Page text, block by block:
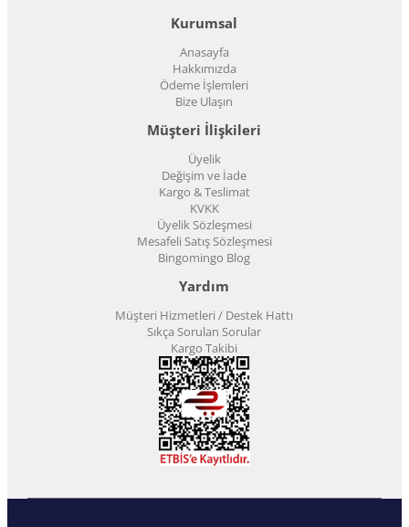
Kurumsal
Anasayfa
Hakkımızda
Ödeme İşlemleri
Bize Ulaşın
Müşteri İlişkileri
Üyelik
Değişim ve İade
Kargo & Teslimat
KVKK
Üyelik Sözleşmesi
Mesafeli Satış Sözleşmesi
Bingomingo Blog
Yardım
Müşteri Hizmetleri / Destek Hattı
Sıkça Sorulan Sorular
Kargo Takibi